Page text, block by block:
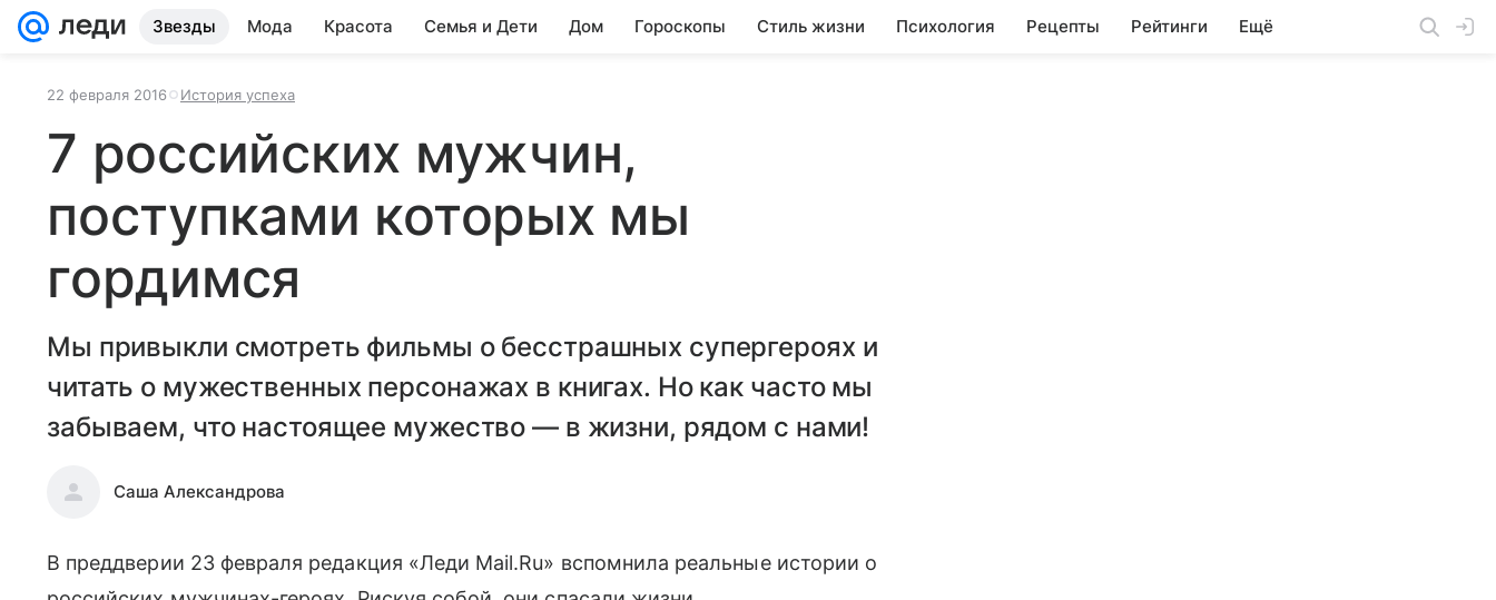
Звезды Мода Красота Семья и Дети Дом Гороскопы Стиль жизни Психология Рецепты Рейтинги Ещё
22 февраля 2016 История успеха
7 российских мужчин,
поступками которых мы
гордимся
Мы привыкли смотреть фильмы о бесстрашных супергероях и
читать о мужественных персонажах в книгах. Но как часто мы
забываем, что настоящее мужество — в жизни, рядом с нами!
Саша Александрова
В преддверии 23 февраля редакция «Леди Mail.Ru» вспомнила реальные истории о